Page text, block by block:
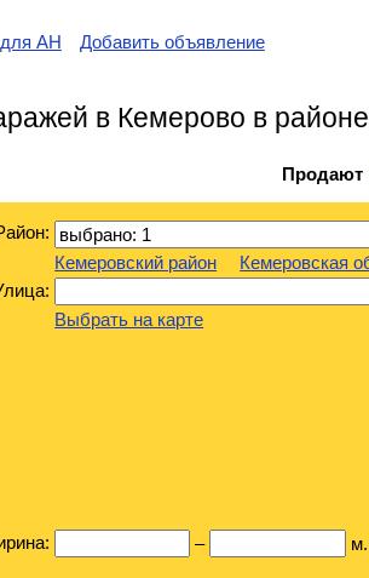
АН Добавить объявление
в Кемерово в
Продают
Кемеровский район
Кемеровская
Выбрать на карте
– м.